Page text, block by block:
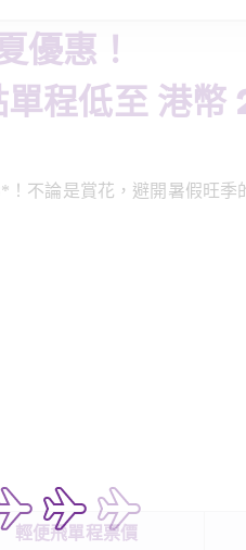
優惠！
單程低至 港幣
不論是賞花，避開暑假旺
輕便飛單程票價